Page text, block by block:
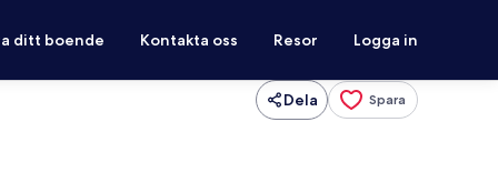
ditt boende Kontakta oss Resor Logga in
Dela Spara